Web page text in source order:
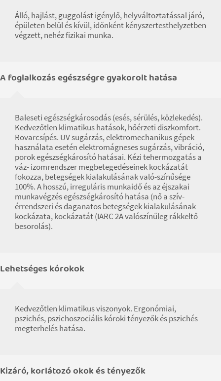
Álló, hajlást, guggolást igénylő, helyváltoztatással járó,
épületen belül és kívül, időnként kényszertesthelyzetben
végzett, nehéz fizikai munka.
A foglalkozás egészségre gyakorolt hatása
Baleseti egészségkárosodás (esés, sérülés, közlekedés).
Kedvezőtlen klimatikus hatások, hőérzeti diszkomfort.
Rovarcsípés. UV sugárzás, elektromechanikus gépek
használata esetén elektromágneses sugárzás, vibráció,
porok egészségkárosító hatásai. Kézi tehermozgatás a
váz- izomrendszer megbetegedéseinek kockázatát
fokozza, betegségek kialakulásának való-színűsége
100%. A hosszú, irreguláris munkaidő és az éjszakai
munkavégzés egészségkárosító hatása (nő a szív-
érrendszeri és daganatos betegségek kialakulásának
kockázata, kockázatát (IARC 2A valószínűleg rákkeltő
besorolás).
Lehetséges kórokok
Kedvezőtlen klimatikus viszonyok. Ergonómiai,
pszichés, pszichoszociális kóroki tényezők és pszichés
megterhelés hatása.
Kizáró, korlátozó okok és tényezők